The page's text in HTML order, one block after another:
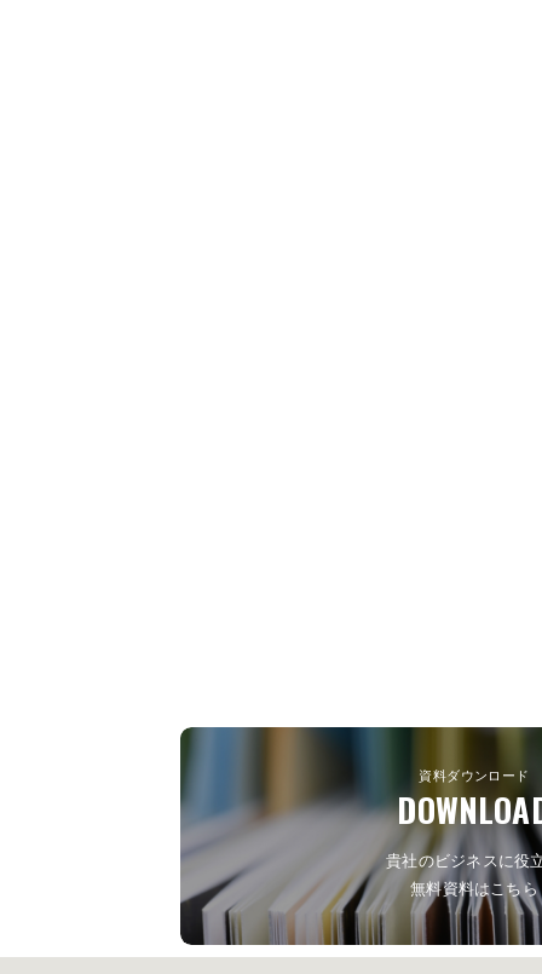
資料ダウンロード
貴社のビジネスに役
無料資料はこちら